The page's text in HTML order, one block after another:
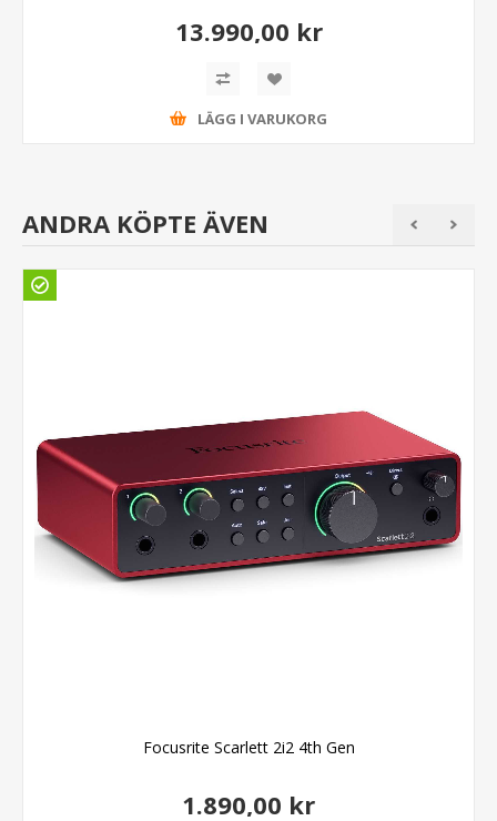
13.990,00 kr
LÄGG I VARUKORG
ANDRA KÖPTE ÄVEN
Focusrite Scarlett 2i2 4th Gen
1.890,00 kr